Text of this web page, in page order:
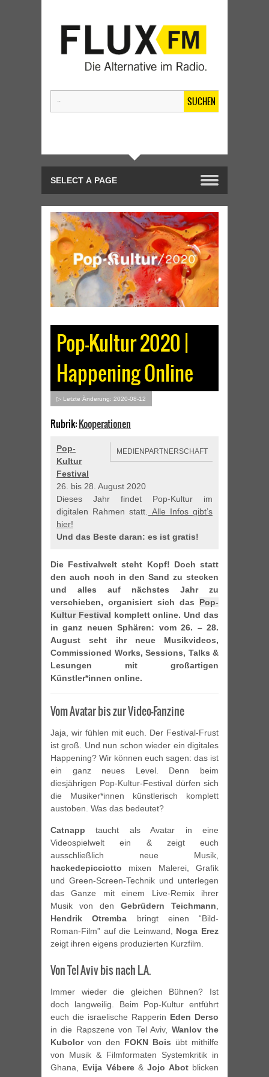
SUCHEN
Pop-Kultur 2020 |
Happening Online
▷ Letzte Änderung: 2020-08-12
Rubrik:Kooperationen
MEDIENPARTNERSCHAFT
Pop-
Kultur
Festival
26. bis 28. August 2020
Dieses Jahr findet Pop-Kultur im
digitalen Rahmen statt. Alle Infos gibt’s
hier!
Und das Beste daran: es ist gratis!
Die Festivalwelt steht Kopf! Doch statt
den auch noch in den Sand zu stecken
und alles auf nächstes Jahr zu
verschieben, organisiert sich das Pop-
Kultur Festival komplett online. Und das
in ganz neuen Sphären: vom 26. – 28.
August seht ihr neue Musikvideos,
Commissioned Works, Sessions, Talks &
Lesungen mit großartigen
Künstler*innen online.
Vom Avatar bis zur Video-Fanzine
Jaja, wir fühlen mit euch. Der Festival-Frust
ist groß. Und nun schon wieder ein digitales
Happening? Wir können euch sagen: das ist
ein ganz neues Level. Denn beim
diesjährigen Pop-Kultur-Festival dürfen sich
die Musiker*innen künstlerisch komplett
austoben. Was das bedeutet?
Catnapp taucht als Avatar in eine
Videospielwelt ein & zeigt euch
ausschließlich neue Musik,
hackedepicciotto mixen Malerei, Grafik
und Green-Screen-Technik und unterlegen
das Ganze mit einem Live-Remix ihrer
Musik von den Gebrüdern Teichmann,
Hendrik Otremba bringt einen “Bild-
Roman-Film” auf die Leinwand, Noga Erez
zeigt ihren eigens produzierten Kurzfilm.
Von Tel Aviv bis nach L.A.
Immer wieder die gleichen Bühnen? Ist
doch langweilig. Beim Pop-Kultur entführt
euch die israelische Rapperin Eden Derso
in die Rapszene von Tel Aviv, Wanlov the
Kubolorvon den FOKN Bois übt mithilfe
von Musik & Filmformaten Systemkritik in
Ghana, Evija Vébere&Jojo Abotblicken